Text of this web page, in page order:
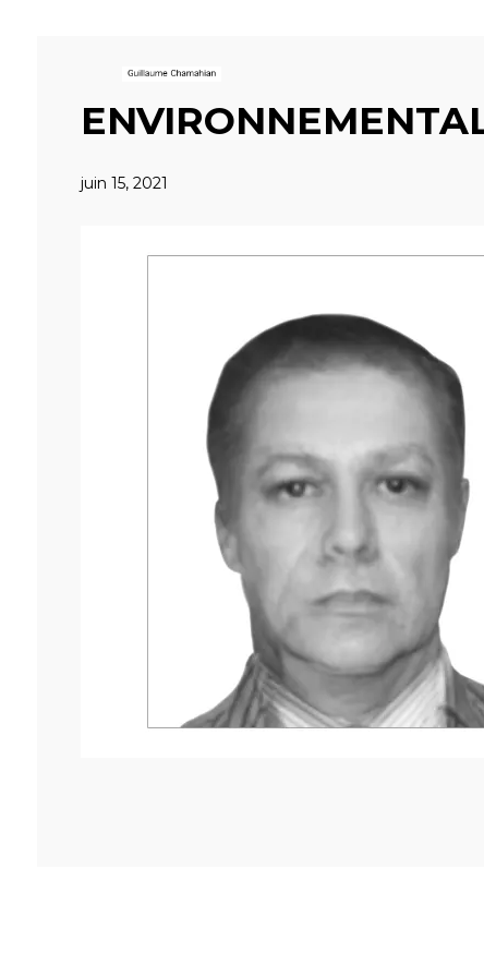
juin 15, 2021